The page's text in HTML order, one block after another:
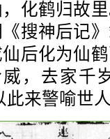
化鹤归故
搜神后记
后化为仙
，去家千
此来警喻世